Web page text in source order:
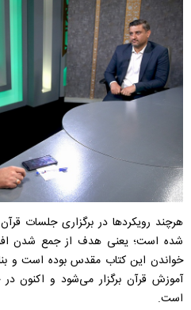
هرچند رویکردها در برگزاری جلسات
شده است؛ یعنی هدف از جمع شدن
خواندن این کتاب مقدس بوده است و
آموزش قرآن برگزار می‌شود و اکنون
است.